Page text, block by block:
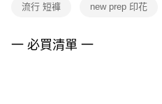
３．未成年的使用者請事先徵得法定
４．使用「AFTEE先享後付」時，將
流行 短褲 new prep 印花
一 必買清單 一